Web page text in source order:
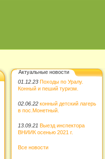
Актуальные новости
01.12.23 Походы по Уралу.
Конный и пеший туризм.
02.06.22 конный детский лагерь
в пос.Монетный.
13.09.21 Выезд инспектора
ВНИИК осенью 2021 г.
Все новости